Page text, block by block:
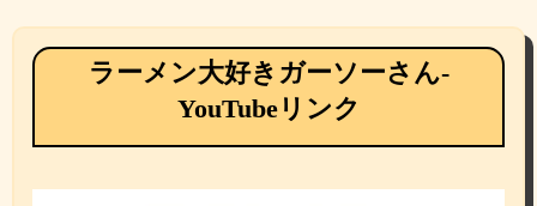
ラーメン大好きガーソーさん-
YouTubeリンク